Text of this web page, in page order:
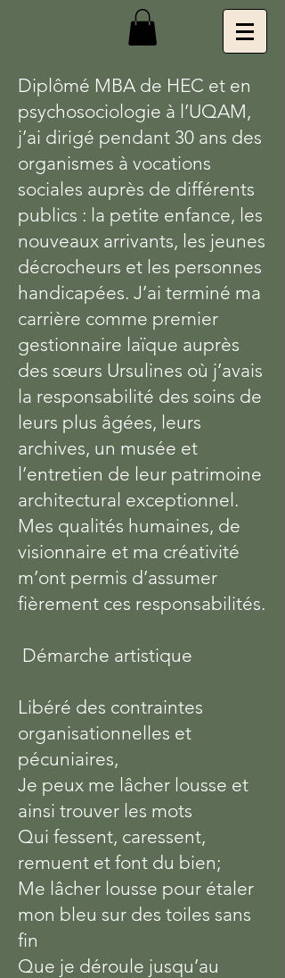
Diplômé MBA de HEC et en
psychosociologie à l’UQAM,
j’ai dirigé pendant 30 ans des
organismes à vocations
sociales auprès de différents
publics : la petite enfance, les
nouveaux arrivants, les jeunes
décrocheurs et les personnes
handicapées. J’ai terminé ma
carrière comme premier
gestionnaire laïque auprès
des sœurs Ursulines où j’avais
la responsabilité des soins de
leurs plus âgées, leurs
archives, un musée et
l’entretien de leur patrimoine
architectural exceptionnel.
Mes qualités humaines, de
visionnaire et ma créativité
m’ont permis d’assumer
fièrement ces responsabilités.
Démarche artistique
Libéré des contraintes
organisationnelles et
pécuniaires,
Je peux me lâcher lousse et
ainsi trouver les mots
Qui fessent, caressent,
remuent et font du bien;
Me lâcher lousse pour étaler
mon bleu sur des toiles sans
fin
Que je déroule jusqu’au